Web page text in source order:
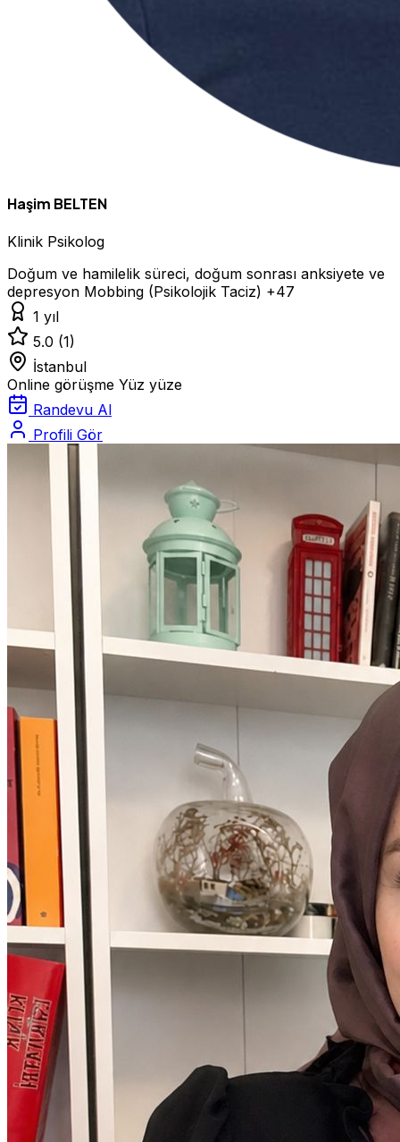
Haşim BELTEN
Klinik Psikolog
Doğum ve hamilelik süreci, doğum sonrası anksiyete ve
depresyon Mobbing (Psikolojik Taciz) +47
1 yıl
5.0 (1)
İstanbul
Online görüşme Yüz yüze
Randevu Al
Profili Gör